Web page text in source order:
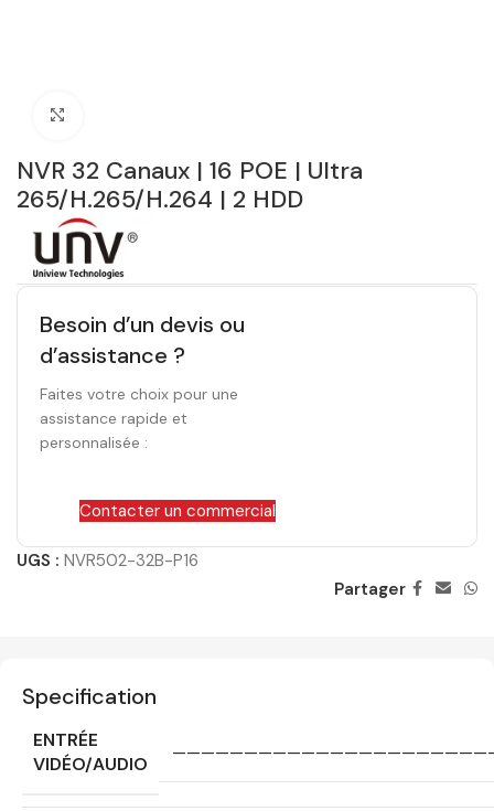
NVR 32 Canaux | 16 POE | Ultra
265/H.265/H.264 | 2 HDD
Besoin d’un devis ou
d’assistance ?
Faites votre choix pour une
assistance rapide et
personnalisée :
Contacter un commercial
UGS : NVR502-32B-P16
Partager
Specification
ENTRÉE
VIDÉO/AUDIO